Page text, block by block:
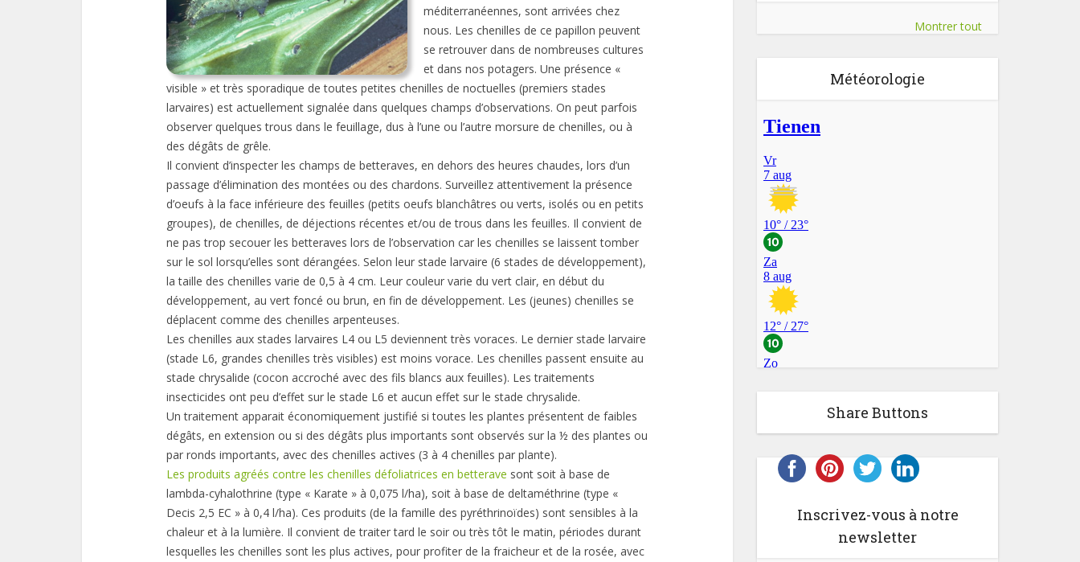
méditerranéennes, sont arrivées chez
nous. Les chenilles de ce papillon peuvent
se retrouver dans de nombreuses cultures
et dans nos potagers. Une présence «
visible » et très sporadique de toutes petites chenilles de noctuelles (premiers stades
larvaires) est actuellement signalée dans quelques champs d’observations. On peut parfois
observer quelques trous dans le feuillage, dus à l’une ou l’autre morsure de chenilles, ou à
des dégâts de grêle.
Il convient d’inspecter les champs de betteraves, en dehors des heures chaudes, lors d’un
passage d’élimination des montées ou des chardons. Surveillez attentivement la présence
d’oeufs à la face inférieure des feuilles (petits oeufs blanchâtres ou verts, isolés ou en petits
groupes), de chenilles, de déjections récentes et/ou de trous dans les feuilles. Il convient de
ne pas trop secouer les betteraves lors de l’observation car les chenilles se laissent tomber
sur le sol lorsqu’elles sont dérangées. Selon leur stade larvaire (6 stades de développement),
la taille des chenilles varie de 0,5 à 4 cm. Leur couleur varie du vert clair, en début du
développement, au vert foncé ou brun, en fin de développement. Les (jeunes) chenilles se
déplacent comme des chenilles arpenteuses.
Les chenilles aux stades larvaires L4 ou L5 deviennent très voraces. Le dernier stade larvaire
(stade L6, grandes chenilles très visibles) est moins vorace. Les chenilles passent ensuite au
stade chrysalide (cocon accroché avec des fils blancs aux feuilles). Les traitements
insecticides ont peu d’effet sur le stade L6 et aucun effet sur le stade chrysalide.
Un traitement apparait économiquement justifié si toutes les plantes présentent de faibles
dégâts, en extension ou si des dégâts plus importants sont observés sur la ½ des plantes ou
par ronds importants, avec des chenilles actives (3 à 4 chenilles par plante).
Les produits agréés contre les chenilles défoliatrices en betterave sont soit à base de
lambda-cyhalothrine (type « Karate » à 0,075 l/ha), soit à base de deltaméthrine (type «
Decis 2,5 EC » à 0,4 l/ha). Ces produits (de la famille des pyréthrinoïdes) sont sensibles à la
chaleur et à la lumière. Il convient de traiter tard le soir ou très tôt le matin, périodes durant
lesquelles les chenilles sont les plus actives, pour profiter de la fraicheur et de la rosée, avec
Montrer tout
Météorologie
Share Buttons
Inscrivez-vous à notre
newsletter